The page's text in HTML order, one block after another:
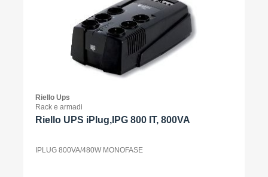
Riello Ups
Rack e armadi
Riello UPS iPlug,IPG 800 IT, 800VA
IPLUG 800VA/480W MONOFASE